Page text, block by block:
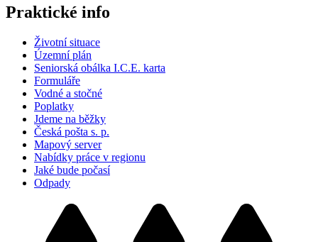
Praktické info
Životní situace
Územní plán
Seniorská obálka I.C.E. karta
Formuláře
Vodné a stočné
Poplatky
Jdeme na běžky
Česká pošta s. p.
Mapový server
Nabídky práce v regionu
Jaké bude počasí
Odpady